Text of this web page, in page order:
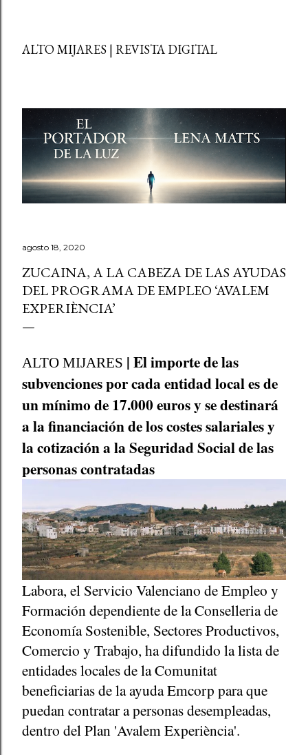
ALTO MIJARES | REVISTA DIGITAL
agosto 18, 2020
ZUCAINA, A LA CABEZA DE LAS AYUDAS
DEL PROGRAMA DE EMPLEO ‘AVALEM
EXPERIÈNCIA’
ALTO MIJARES | El importe de las
subvenciones por cada entidad local es de
un mínimo de 17.000 euros y se destinará
a la financiación de los costes salariales y
la cotización a la Seguridad Social de las
personas contratadas
Labora, el Servicio Valenciano de Empleo y
Formación dependiente de la Conselleria de
Economía Sostenible, Sectores Productivos,
Comercio y Trabajo, ha difundido la lista de
entidades locales de la Comunitat
beneficiarias de la ayuda Emcorp para que
puedan contratar a personas desempleadas,
dentro del Plan 'Avalem Experiència'.